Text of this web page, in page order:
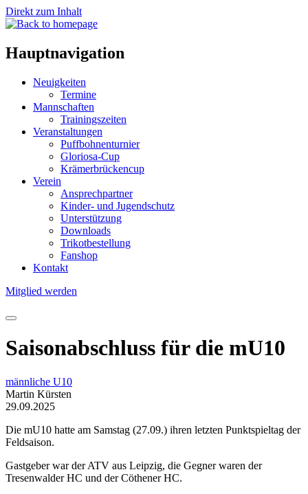
Direkt zum Inhalt
Hauptnavigation
Neuigkeiten
Termine
Mannschaften
Trainingszeiten
Veranstaltungen
Puffbohnenturnier
Gloriosa-Cup
Krämerbrückencup
Verein
Ansprechpartner
Kinder- und Jugendschutz
Unterstützung
Downloads
Trikotbestellung
Fanshop
Kontakt
Mitglied werden
Saisonabschluss für die mU10
männliche U10
Martin Kürsten
29.09.2025
Die mU10 hatte am Samstag (27.09.) ihren letzten Punktspieltag der
Feldsaison.
Gastgeber war der ATV aus Leipzig, die Gegner waren der
Tresenwalder HC und der Cöthener HC.